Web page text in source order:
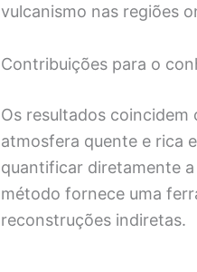
vulcanismo nas regiões
Contribuições para o
Os resultados
atmosfera quente e rica
quantificar diretamente
método fornece uma
reconstruções indiretas.